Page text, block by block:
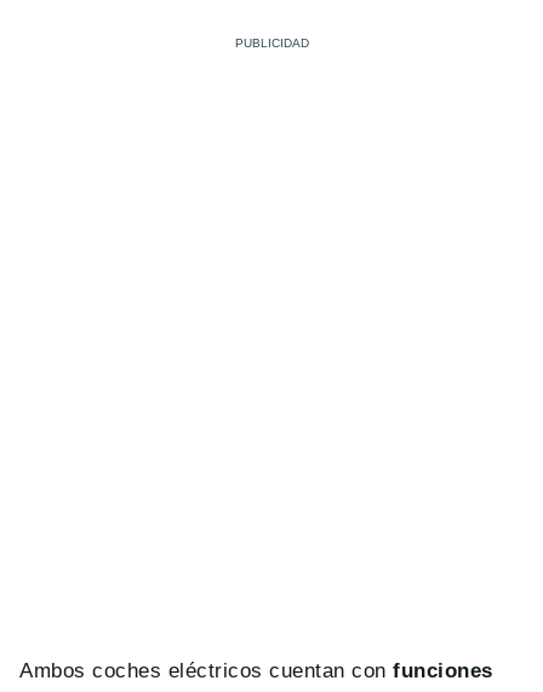
Ambos coches eléctricos cuentan confunciones